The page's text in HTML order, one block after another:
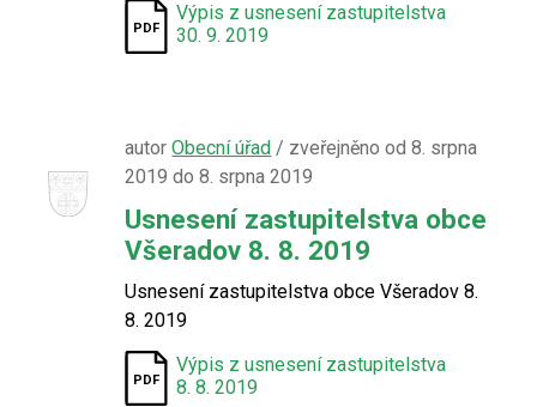
Výpis z usnesení zastupitelstva
30. 9. 2019
autorObecní úřad / zveřejněno od 8. srpna
2019 do 8. srpna 2019
Usnesení zastupitelstva obce
Všeradov 8. 8. 2019
Usnesení zastupitelstva obce Všeradov 8.
8. 2019
Výpis z usnesení zastupitelstva
8. 8. 2019